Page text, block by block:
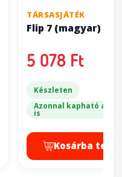
TÁRSASJÁTÉK
Flip 7 (magyar)
5 078 Ft
Készleten
Azonnal kapható a
is
Kosárba